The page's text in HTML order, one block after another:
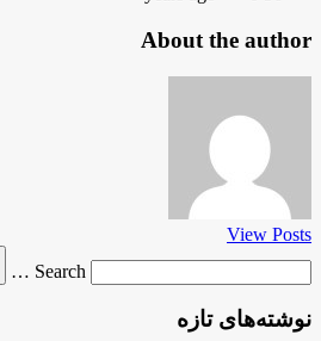
About the author
View Posts
Search …
نوشته‌های تازه